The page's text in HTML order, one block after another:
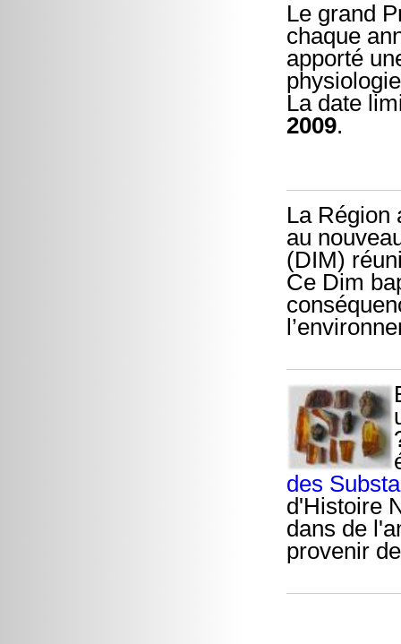
Le grand
chaque
apporté
La date
2009.
La Région
au
(DIM)
Ce Dim
des
d'Histoire
dans de
provenir